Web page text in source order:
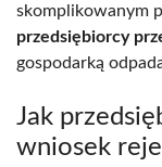
skomplikowanym
przedsiębiorcy
gospodarką
Jak
wniosek